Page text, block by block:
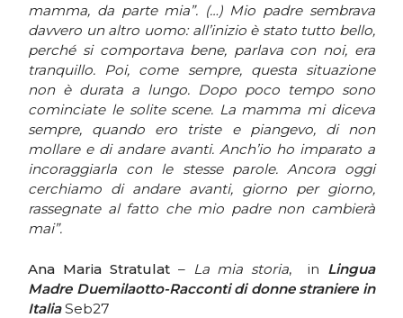
mamma, da parte mia”. (…) Mio padre sembrava
davvero un altro uomo: all’inizio è stato tutto bello,
perché si comportava bene, parlava con noi, era
tranquillo. Poi, come sempre, questa situazione
non è durata a lungo. Dopo poco tempo sono
cominciate le solite scene. La mamma mi diceva
sempre, quando ero triste e piangevo, di non
mollare e di andare avanti. Anch’io ho imparato a
incoraggiarla con le stesse parole. Ancora oggi
cerchiamo di andare avanti, giorno per giorno,
rassegnate al fatto che mio padre non cambierà
mai”.
Ana Maria Stratulat– La mia storia, in Lingua
Madre Duemilaotto-Racconti di donne straniere in
ItaliaSeb27